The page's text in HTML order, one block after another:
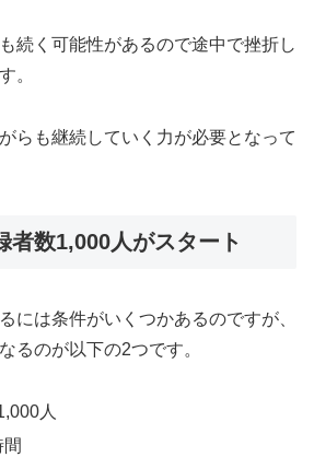
続く可能性があるので途中で挫折し
。
らも継続していく力が必要となって
者数1,000人がスタート
には条件がいくつかあるのですが、
るのが以下の2つです。
人